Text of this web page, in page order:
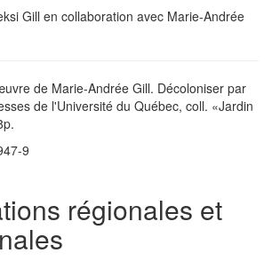
Gill en collaboration avec Marie-Andrée
de Marie-Andrée Gill. Décoloniser par
de l'Université du Québec, coll. «Jardin
9
régionales et